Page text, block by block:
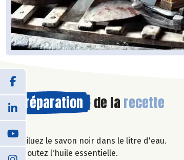
Préparation de la recette
Diluez le savon noir dans le litre d'eau.
Ajoutez l'huile essentielle.